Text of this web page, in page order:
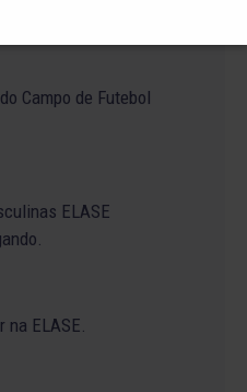
Campo de Futebol
ELASE
na ELASE.